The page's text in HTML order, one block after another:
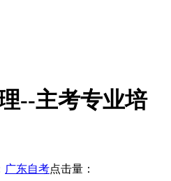
--主考专业培
广东自考点击量：